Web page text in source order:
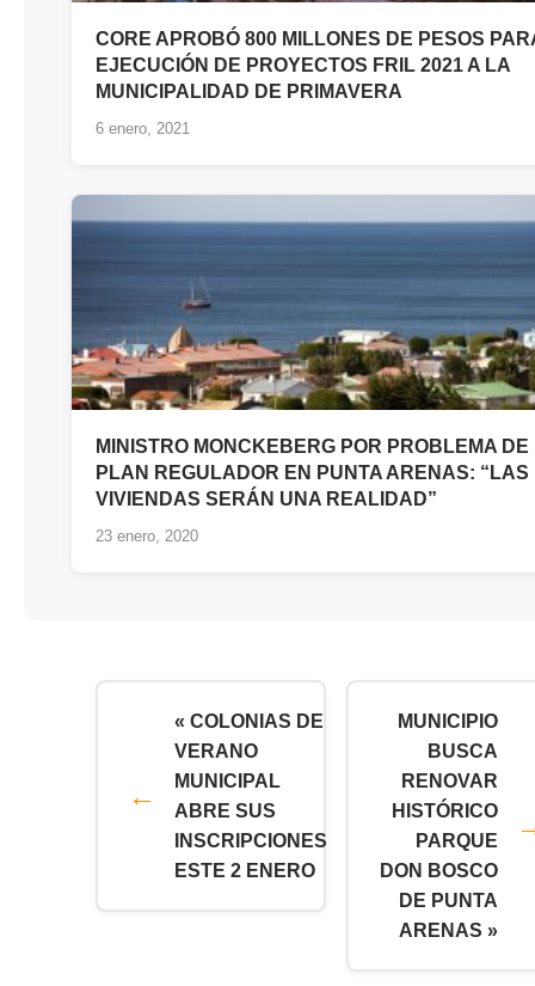
CORE APROBÓ 800 MILLONES DE PESOS
EJECUCIÓN DE PROYECTOS FRIL 2021 A LA
MUNICIPALIDAD DE PRIMAVERA
6 enero, 2021
MINISTRO MONCKEBERG POR PROBLEMA DE
PLAN REGULADOR EN PUNTA ARENAS: “LAS
VIVIENDAS SERÁN UNA REALIDAD”
23 enero, 2020
« COLONIAS DE
VERANO
MUNICIPAL
ABRE SUS
INSCRIPCIONES
ESTE 2 ENERO
MUNICIPIO
BUSCA
RENOVAR
HISTÓRICO
PARQUE
DON BOSCO
DE PUNTA
ARENAS »